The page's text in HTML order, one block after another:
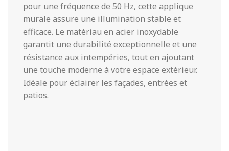
pour une fréquence de 50 Hz, cette applique
murale assure une illumination stable et
efficace. Le matériau en acier inoxydable
garantit une durabilité exceptionnelle et une
résistance aux intempéries, tout en ajoutant
une touche moderne à votre espace extérieur.
Idéale pour éclairer les façades, entrées et
patios.